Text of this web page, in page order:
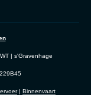
| s'Gravenhage
| Binnenvaart